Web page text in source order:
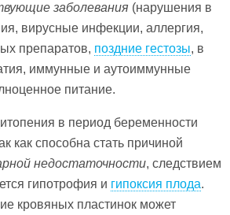
заболевания (нарушения в
вирусные инфекции, аллергия,
препаратов, поздние гестозы, в
иммунные и аутоиммунные
питание.
в период беременности
как способна стать причиной
недостаточности, следствием
гипотрофия и гипоксия плода.
кровяных пластинок может